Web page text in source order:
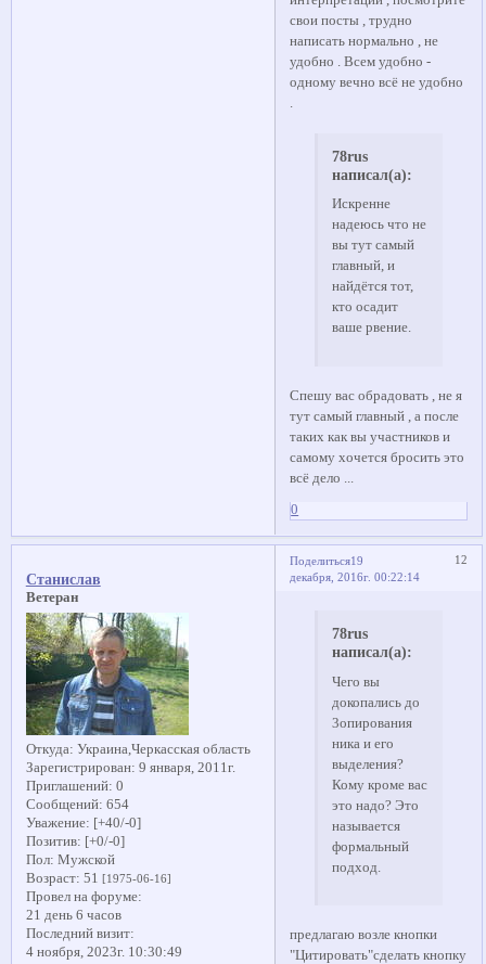
свои посты , трудно
написать нормально , не
удобно . Всем удобно -
одному вечно всё не удобно
.
78rus
написал(а):
Искренне
надеюсь что не
вы тут самый
главный, и
найдётся тот,
кто осадит
ваше рвение.
Спешу вас обрадовать , не я
тут самый главный , а после
таких как вы участников и
самому хочется бросить это
всё дело ...
0
Поделиться 12
19
декабря, 2016г. 00:22:14
Станислав
Ветеран
Откуда: Украина,Черкасская область
Зарегистрирован: 9 января, 2011г.
Приглашений: 0
Сообщений: 654
Уважение: [+40/-0]
Позитив: [+0/-0]
Пол: Мужской
Возраст: 51 [1975-06-16]
Провел на форуме:
21 день 6 часов
Последний визит:
4 ноября, 2023г. 10:30:49
78rus
написал(а):
Чего вы
докопались до
3опирования
ника и его
выделения?
Кому кроме вас
это надо? Это
называется
формальный
подход.
предлагаю возле кнопки
"Цитировать"сделать кнопку